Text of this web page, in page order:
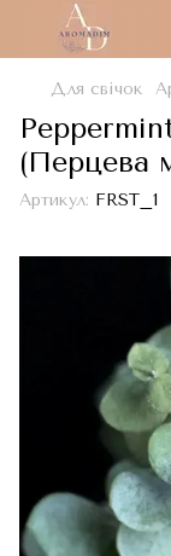
Для свічок
(Перцева
Артикул: FRST_1